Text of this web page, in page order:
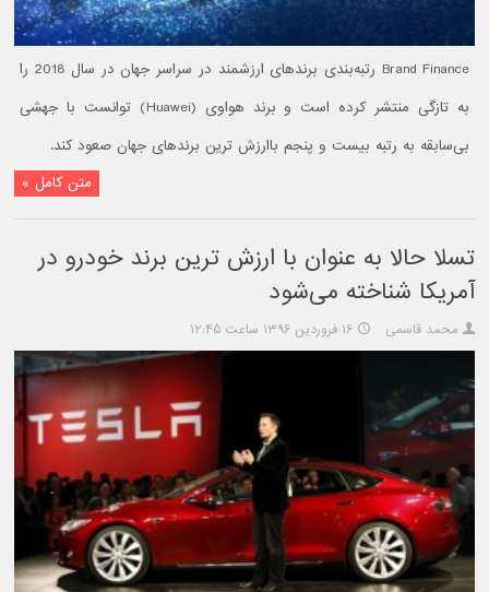
Brand Finance رتبه‌بندی برندهای ارزشمند در سراسر جهان در سال 2018 را
به تازگی منتشر کرده است و برند هواوی (Huawei) توانست با جهشی
بی‌سابقه به رتبه بیست و پنجم باارزش ترین برندهای جهان صعود کند.
متن کامل »
تسلا حالا به عنوان با ارزش ترین برند خودرو در
آمریکا شناخته می‌شود
محمد قاسمی ۱۶ فروردین ۱۳۹۶ ساعت ۱۲:۴۵